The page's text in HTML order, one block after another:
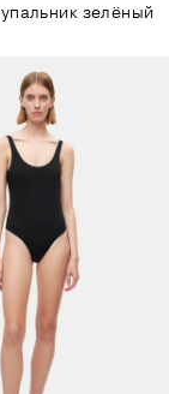
зелёный